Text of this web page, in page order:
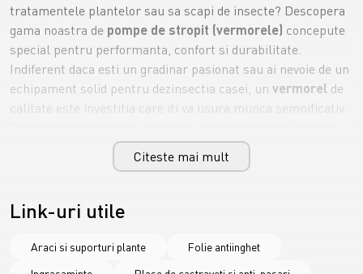
tratamentele plantelor sau sa scapi de insecte? Descopera
gama noastra de pompe de stropit (vermorele) concepute
special pentru performanta, confort si durabilitate.
Indiferent daca esti un gradinar pasionat sau ai nevoie de un
echipament solid pentru dezinsectia casei, un vermorel de
calitate este investitia care iti va usura munca semnificativ.
variante de mare capacitate pentru livezi sau suprafete
manual?
Atunci cand alegipompe de stropit (vermorele)
Citeste mai mult
Link-uri utile
Araci si suporturi plante
Folie antiinghet